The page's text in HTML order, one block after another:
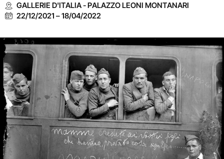
GALLERIE D'ITALIA - PALAZZO LEONI MONTANARI
22/12/2021 –18/04/2022